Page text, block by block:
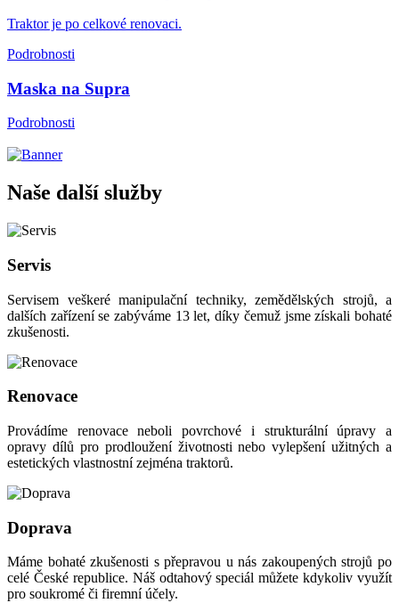
Traktor je po celkové renovaci.
Podrobnosti
Maska na Supra
Podrobnosti
Naše další služby
Servis
Servisem veškeré manipulační techniky, zemědělských strojů, a
dalších zařízení se zabýváme 13 let, díky čemuž jsme získali bohaté
zkušenosti.
Renovace
Provádíme renovace neboli povrchové i strukturální úpravy a
opravy dílů pro prodloužení životnosti nebo vylepšení užitných a
estetických vlastnostní zejména traktorů.
Doprava
Máme bohaté zkušenosti s přepravou u nás zakoupených strojů po
celé České republice. Náš odtahový speciál můžete kdykoliv využít
pro soukromé či firemní účely.